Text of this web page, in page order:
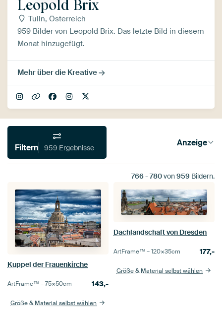
Leopold Brix
Tulln, Österreich
959 Bilder von Leopold Brix. Das letzte Bild in diesem
Monat hinzugefügt.
Mehr über die Kreative
Filtern 959 Ergebnisse Anzeige
766- 780von959 Bildern.
Kuppel der Frauenkirche
ArtFrame™ –75×50cm 143,-
Größe & Material selbst wählen
Dachlandschaft von Dresden
ArtFrame™ –120×35cm 177,-
Größe & Material selbst wählen